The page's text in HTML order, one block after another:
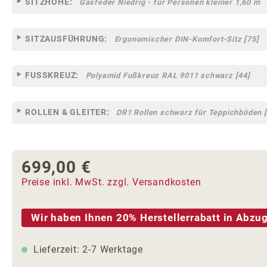
SITZHÖHE: Gasfeder Niedrig - für Personen kleiner 1,60 m
SITZAUSFÜHRUNG: Ergonomischer DIN-Komfort-Sitz [75]
FUSSKREUZ: Polyamid Fußkreuz RAL 9011 schwarz [44]
ROLLEN & GLEITER: DR1 Rollen schwarz für Teppichböden
Regulärer Preis:
699,00 €
Preise inkl. MwSt. zzgl. Versandkosten
Wir haben Ihnen 20% Herstellerrabatt in
Lieferzeit: 2-7 Werktage